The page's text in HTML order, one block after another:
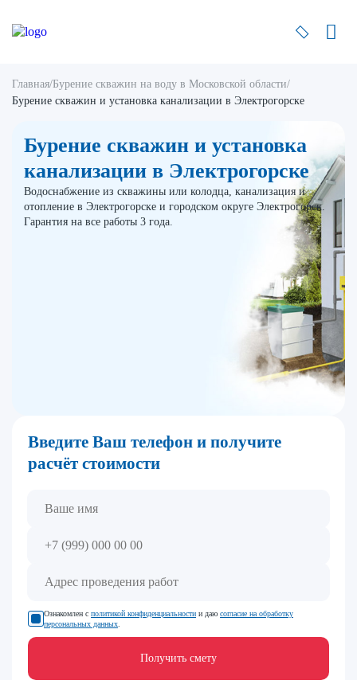
Главная/Бурение скважин на воду в Московской области/
Бурение скважин и установка канализации в Электрогорске
Бурение скважин и установка
канализации в Электрогорске
Водоснабжение из скважины или колодца, канализация и
отопление в Электрогорске и городском округе Электрогорск.
Гарантия на все работы 3 года.
Введите Ваш телефон и получите
расчёт стоимости
Ознакомлен с политикой конфиденциальности и даю согласие на обработку
персональных данных
Получить смету